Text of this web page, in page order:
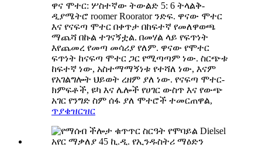
ዋና ሞተር: ሦስተኛው ትውልድ 5: 6 ትላልቅ-
ዲያሜትሮ roomer Roorator ንድፍ. ዋናው ሞተር
እና የናፍጣ ሞተር በቀጥታ በከፍተኛ የመለዋወጫ
ማጨሻ በኩል ተገናኝቷል. በመሃል ላይ የፍጥነት
እየጨመረ የመጣ መሳሪያ የለም. ዋናው የሞተር
ፍጥነት ከናፍጣ ሞተር ጋር የሚጣጣም ነው. ስርጭቱ
ከፍተኛ ነው, አስተማማኝነቱ የተሻለ ነው, እናም
የአገልግሎት ህይወት ረዘም ያለ ነው. የናፍጣ ሞተር-
ክምፍቶች, ዩካ እና ሌሎች የሀገር ውስጥ እና የውጭ
አገር የንግድ ስም ሰፋ ያለ ሞተሮች ተመርጠዋል,
ጥያቄዝርዝር